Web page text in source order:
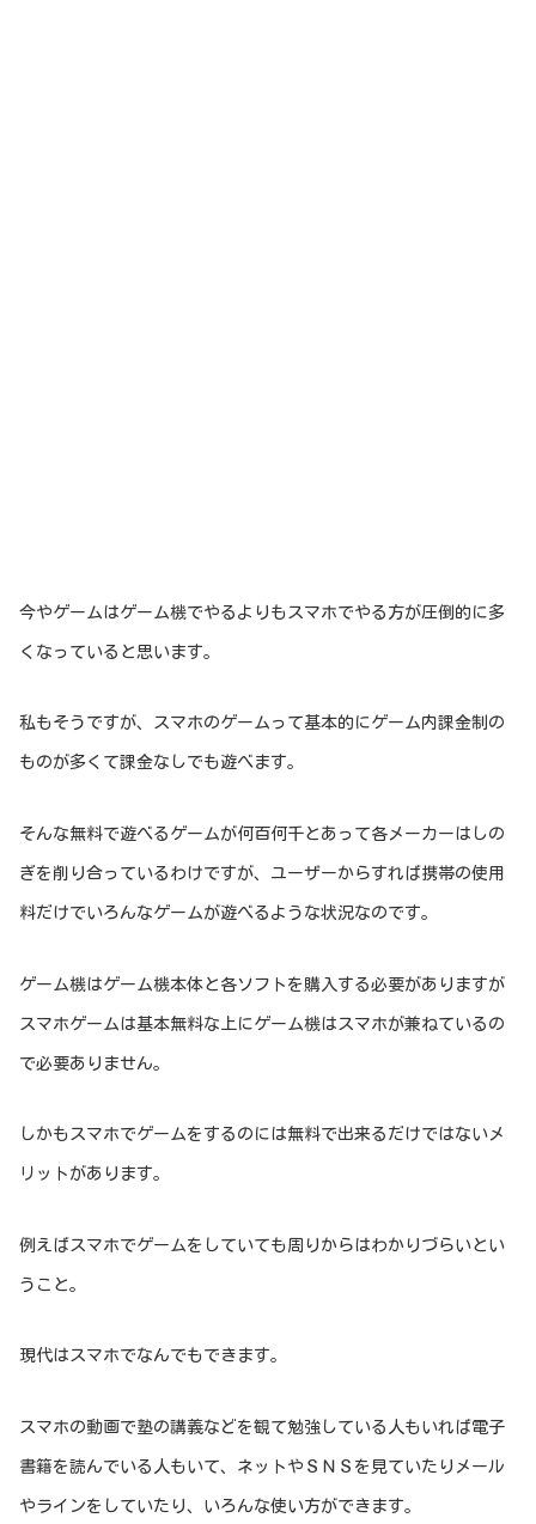
今やゲームはゲーム機でやるよりもスマホでやる方が圧倒的に多
くなっていると思います。
私もそうですが、スマホのゲームって基本的にゲーム内課金制の
ものが多くて課金なしでも遊べます。
そんな無料で遊べるゲームが何百何千とあって各メーカーはしの
ぎを削り合っているわけですが、ユーザーからすれば携帯の使用
料だけでいろんなゲームが遊べるような状況なのです。
ゲーム機はゲーム機本体と各ソフトを購入する必要がありますが
スマホゲームは基本無料な上にゲーム機はスマホが兼ねているの
で必要ありません。
しかもスマホでゲームをするのには無料で出来るだけではないメ
リットがあります。
例えばスマホでゲームをしていても周りからはわかりづらいとい
うこと。
現代はスマホでなんでもできます。
スマホの動画で塾の講義などを観て勉強している人もいれば電子
書籍を読んでいる人もいて、ネットやＳＮＳを見ていたりメール
やラインをしていたり、いろんな使い方ができます。